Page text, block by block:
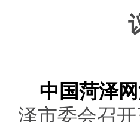
中国菏泽
泽市委会召